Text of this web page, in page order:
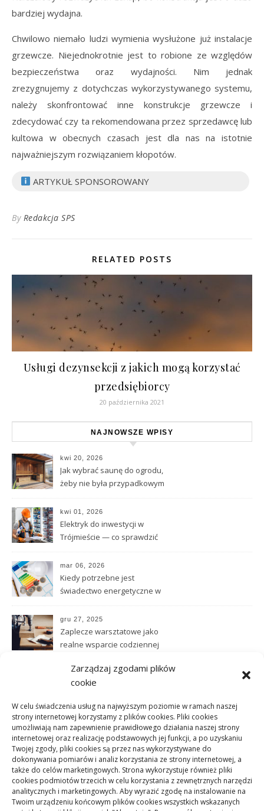
Zarządzaj zgodami plików
cookie
W celu świadczenia usług na najwyższym poziomie w ramach naszej
strony internetowej korzystamy z plików cookies. Pliki cookies
umożliwiają nam zapewnienie prawidłowego działania naszej strony
internetowej oraz realizację podstawowych jej funkcji, a po uzyskaniu
Twojej zgody, pliki cookies są przez nas wykorzystywane do
dokonywania pomiarów i analiz korzystania ze strony internetowej, a
także do celów marketingowych. Strona wykorzystuje również pliki
cookies podmiotów trzecich w celu korzystania z zewnętrznych narzędzi
analitycznych i marketingowych. Aby wyrazić zgodę na instalowanie na
Twoim urządzeniu końcowym plików cookies wszystkich wskazanych
bardziej wydajna.
Chwilowo niemało ludzi wymienia wysłużone już instalacje
grzewcze. Niejednokrotnie jest to robione ze względów
bezpieczeństwa oraz wydajności. Nim jednak
zrezygnujemy z dotychczas wykorzystywanego systemu,
należy skonfrontować inne konstrukcje grzewcze i
zdecydować czy ta rekomendowana przez sprzedawcę lub
kultowa w obecnych czasach jest dla nas na istotnie
najważniejszym rozwiązaniem kłopotów.
ARTYKUŁ SPONSOROWANY
By Redakcja SPS
RELATED POSTS
Usługi dezynsekcji z jakich mogą korzystać
przedsiębiorcy
20 października 2021
NAJNOWSZE WPISY
kwi 20, 2026
Jak wybrać saunę do ogrodu,
żeby nie była przypadkowym
kwi 01, 2026
Elektryk do inwestycji w
Trójmieście — co sprawdzić
mar 06, 2026
Kiedy potrzebne jest
świadectwo energetyczne w
nieruchomościami
gru 27, 2025
Zaplecze warsztatowe jako
realne wsparcie codziennej
lis 02, 2025
Jakie parametry posiadają
paź 31, 2025
Czym są i jakie mają
właściwości listwy karniszowe
paź 05, 2025
Czemu podawanie cen
mieszkań w ofertach jest